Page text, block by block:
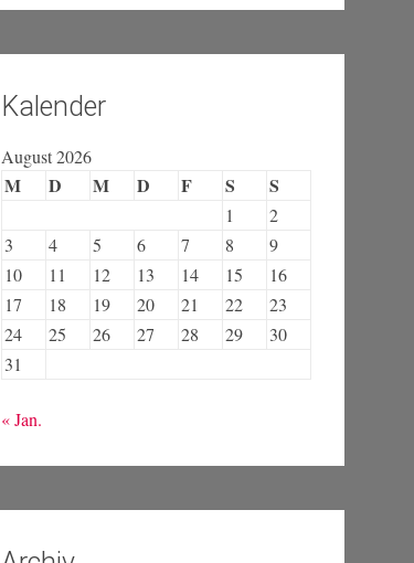
Kalender
August 2026
M D M D F S S
1
2
3
4 5 6 7 8
9
10
11 12 13 14 15
16
17
18 19 20 21 22
23
24
25 26 27 28 29
30
31
« Jan.